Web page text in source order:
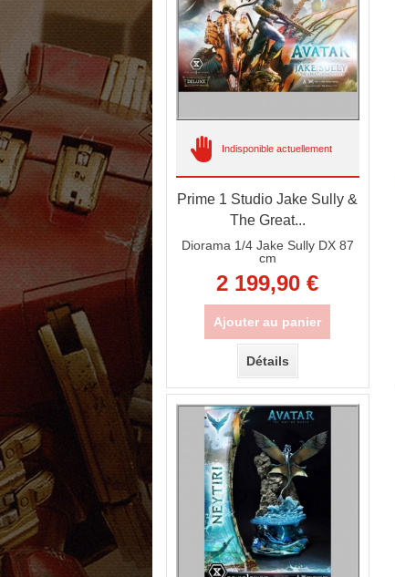
Indisponible actuellement
Prime 1 Studio Jake Sully &
The Great...
Diorama 1/4 Jake Sully DX 87
cm
2 199,90 €
Ajouter au panier
Détails